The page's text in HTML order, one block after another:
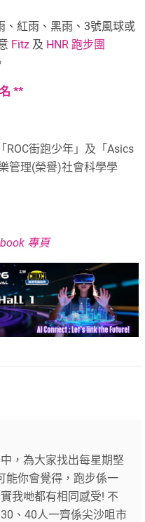
、紅雨、黑雨、3號風球或
Fitz 及 HNR 跑步團
**
ROC街跑少年」及「Asics
管理(榮譽)社會科學學
專頁
，為大家找出每星期堅
能你會覺得，跑步係一
我哋都有相同感受! 不
、40人一齊係尖沙咀市